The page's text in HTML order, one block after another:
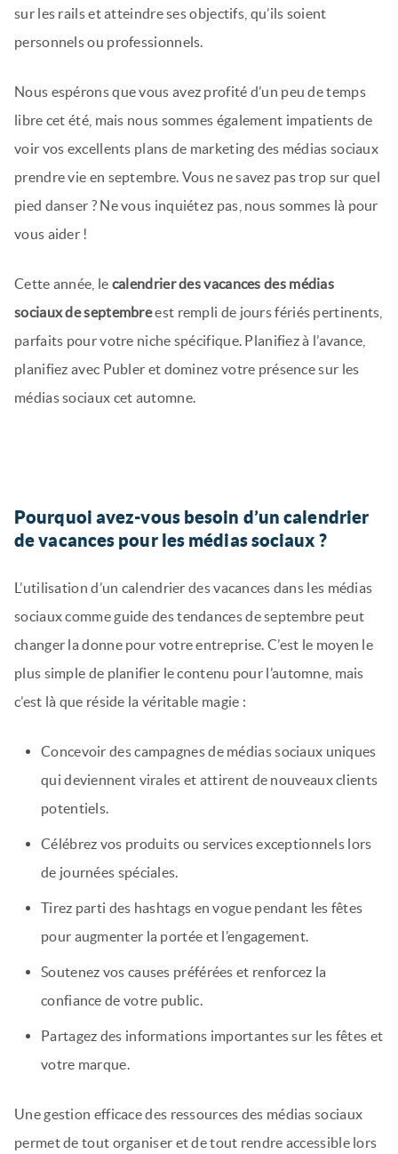
sur les rails et atteindre ses objectifs, qu’ils soient
personnels ou professionnels.
Nous espérons que vous avez profité d’un peu de temps
libre cet été, mais nous sommes également impatients de
voir vos excellents plans de marketing des médias sociaux
prendre vie en septembre. Vous ne savez pas trop sur quel
pied danser ? Ne vous inquiétez pas, nous sommes là pour
vous aider !
Cette année, le calendrier des vacances des médias
sociaux de septembreest rempli de jours fériés pertinents,
parfaits pour votre niche spécifique. Planifiez à l’avance,
planifiez avec Publer et dominez votre présence sur les
médias sociaux cet automne.
Pourquoi avez-vous besoin d’un calendrier
de vacances pour les médias sociaux ?
L’utilisation d’un calendrier des vacances dans les médias
sociaux comme guide des tendances de septembre peut
changer la donne pour votre entreprise. C’est le moyen le
plus simple de planifier le contenu pour l’automne, mais
c’est là que réside la véritable magie :
Concevoir des campagnes de médias sociaux uniques
qui deviennent virales et attirent de nouveaux clients
potentiels.
Célébrez vos produits ou services exceptionnels lors
de journées spéciales.
Tirez parti des hashtags en vogue pendant les fêtes
pour augmenter la portée et l’engagement.
Soutenez vos causes préférées et renforcez la
confiance de votre public.
Partagez des informations importantes sur les fêtes et
votre marque.
Une gestion efficace des ressources des médias sociaux
permet de tout organiser et de tout rendre accessible lors